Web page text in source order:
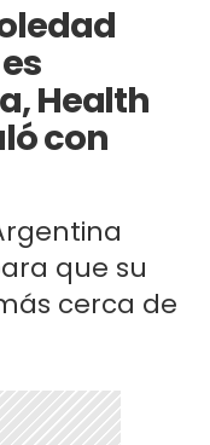
Health
con
que su
cerca de